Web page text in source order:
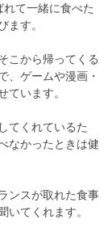
て一緒に食べた
ます。
こから帰ってくる
、ゲームや漫画・
ています。
てくれているた
なかったときは健
ンスが取れた食事
いてくれます。